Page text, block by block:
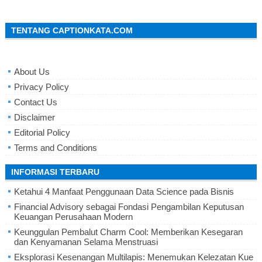
TENTANG CAPTIONKATA.COM
About Us
Privacy Policy
Contact Us
Disclaimer
Editorial Policy
Terms and Conditions
INFORMASI TERBARU
Ketahui 4 Manfaat Penggunaan Data Science pada Bisnis
Financial Advisory sebagai Fondasi Pengambilan Keputusan
Keuangan Perusahaan Modern
Keunggulan Pembalut Charm Cool: Memberikan Kesegaran
dan Kenyamanan Selama Menstruasi
Eksplorasi Kesenangan Multilapis: Menemukan Kelezatan Kue